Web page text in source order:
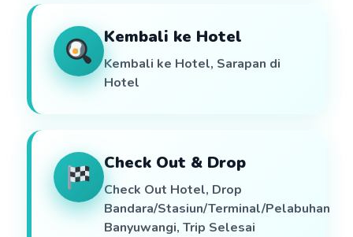
Kembali ke Hotel
Kembali ke Hotel, Sarapan di
Hotel
Check Out & Drop
Check Out Hotel, Drop
Bandara/Stasiun/Terminal/Pelabuhan
Banyuwangi, Trip Selesai